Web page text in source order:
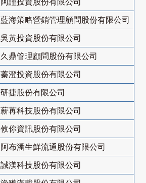
藍海策略營銷管理顧問股份有限公司
吳黃投資股份有限公司
久鼎管理顧問股份有限公司
蓁澄投資股份有限公司
研捷股份有限公司
薪苒科技股份有限公司
攸你資訊股份有限公司
阿布潘生鮮流通股份有限公司
誠渼科技股份有限公司